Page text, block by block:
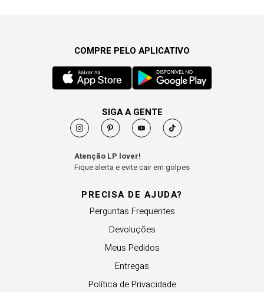
PRECISA DE AJUDA?
Perguntas Frequentes
Devoluções
Meus Pedidos
Entregas
Política de Privacidade
COMPRE PELO APLICATIVO
SIGA A GENTE
Atenção LP lover!
Fique alerta e evite cair em golpes